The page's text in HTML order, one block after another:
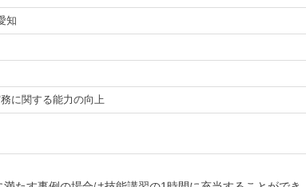
知
に関する能力の向上